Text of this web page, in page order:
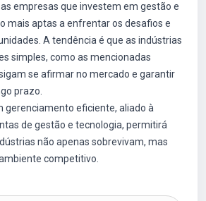
empresas que investem em gestão e
mais aptas a enfrentar os desafios e
A tendência é que as indústrias
simples, como as mencionadas
se afirmar no mercado e garantir
prazo.
gerenciamento eficiente, aliado à
de gestão e tecnologia, permitirá
não apenas sobrevivam, mas
competitivo.